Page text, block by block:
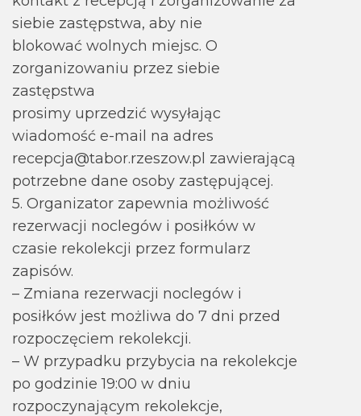
siebie zastępstwa, aby nie
blokować wolnych miejsc. O
zorganizowaniu przez siebie
zastępstwa
prosimy uprzedzić wysyłając
wiadomość e-mail na adres
recepcja@tabor.rzeszow.pl zawierającą
potrzebne dane osoby zastępującej.
5. Organizator zapewnia możliwość
rezerwacji noclegów i posiłków w
czasie rekolekcji przez formularz
zapisów.
– Zmiana rezerwacji noclegów i
posiłków jest możliwa do 7 dni przed
rozpoczęciem rekolekcji.
– W przypadku przybycia na rekolekcje
po godzinie 19:00 w dniu
rozpoczynającym rekolekcje,